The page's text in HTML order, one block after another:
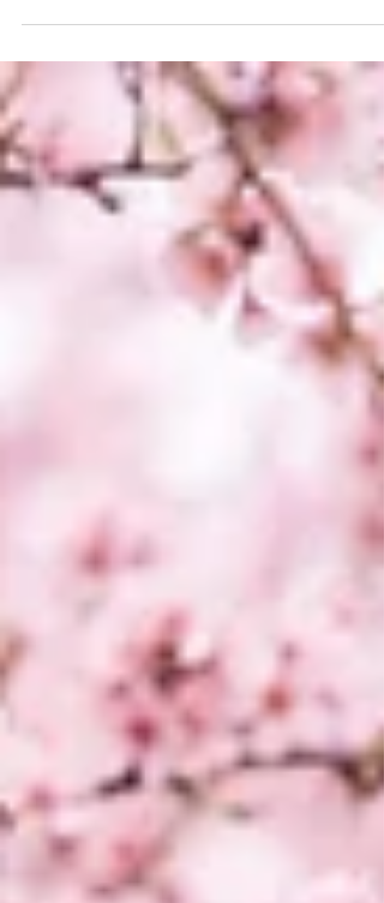
Wenn etwas Altes endet und etwas Neues beginnt,
Übergangsphase. Jeder Neuanfang erfordert das
Loslassen und den Abschied vom Vertrauten,
wodurch Raum für Wachstum, neue Chancen und
frische Perspektiven entsteht. Der Wandel ist dabei
untrennbar mit diesem Abschied verbunden, damit
etwas Neues anfangen kann. 2019 haben wir die Ideen
für ein Projekt entwickelt, das wir Süssholz nannten
und das 2020 aus der Taufe gehoben wurde. Wir